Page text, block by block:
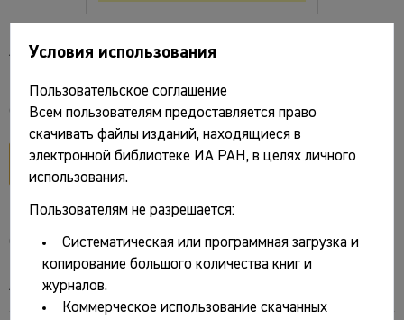
Архитектурная археология. № 7
Файлы и ссылки
открыть PDF
Основные сведения
Авторы:
Условия использования
Пользовательское соглашение
Всем пользователям предоставляется право
скачивать файлы изданий, находящиеся в
электронной библиотеке ИА РАН, в целях личного
использования.
Пользователям не разрешается:
Систематическая или программная загрузка и
копирование большого количества книг и
журналов.
Коммерческое использование скачанных